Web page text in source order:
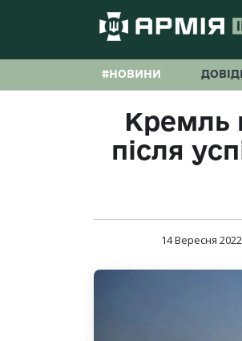
#НОВИНИ
Кремль
після
14 Вересня